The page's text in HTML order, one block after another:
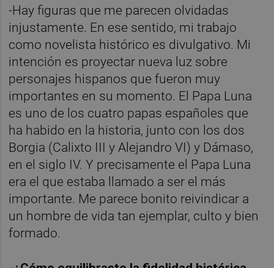
-Hay figuras que me parecen olvidadas
injustamente. En ese sentido, mi trabajo
como novelista histórico es divulgativo. Mi
intención es proyectar nueva luz sobre
personajes hispanos que fueron muy
importantes en su momento. El Papa Luna
es uno de los cuatro papas españoles que
ha habido en la historia, junto con los dos
Borgia (Calixto III y Alejandro VI) y Dámaso,
en el siglo IV. Y precisamente el Papa Luna
era el que estaba llamado a ser el más
importante. Me parece bonito reivindicar a
un hombre de vida tan ejemplar, culto y bien
formado.